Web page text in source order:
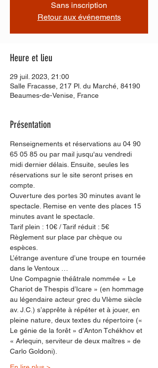
Sans inscription
Retour aux événements
Heure et lieu
29 juil. 2023, 21:00
Salle Fracasse, 217 Pl. du Marché, 84190
Beaumes-de-Venise, France
Présentation
Renseignements et réservations au 04 90
65 05 85 ou par mail jusqu'au vendredi
midi dernier délais. Ensuite, seules les
réservations sur le site seront prises en
compte.
Ouverture des portes 30 minutes avant le
spectacle. Remise en vente des places 15
minutes avant le spectacle.
Tarif plein : 10€ / Tarif réduit : 5€
Règlement sur place par chèque ou
espèces.
L’étrange aventure d’une troupe en tournée
dans le Ventoux …
Une Compagnie théâtrale nommée « Le
Chariot de Thespis d’Icare » (en hommage
au légendaire acteur grec du VIème siècle
av. J.C.) s’apprête à répéter et à jouer, en
pleine nature, deux textes du répertoire («
Le génie de la forêt » d’Anton Tchékhov et
« Arlequin, serviteur de deux maîtres » de
Carlo Goldoni).